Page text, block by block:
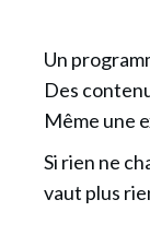
Un
Des
Même une
Si rien ne
vaut plus